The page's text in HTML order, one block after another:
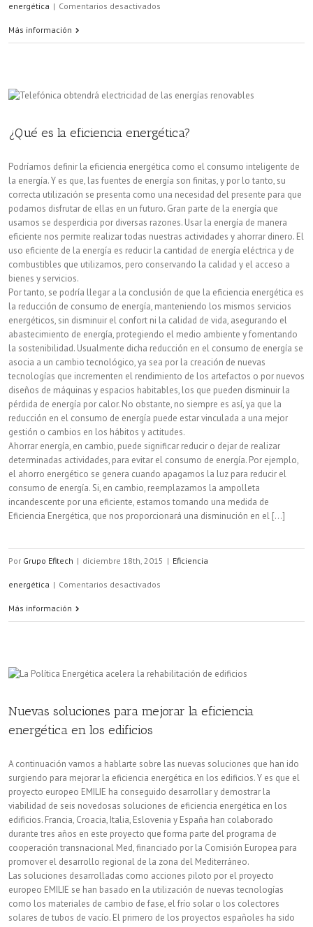
energética | Comentarios desactivados
millones
para
el
Fondo
de
Eficiencia
Energética
Más información
¿Qué es la eficiencia energética?
Podríamos definir la eficiencia energética como el consumo inteligente de
la energía. Y es que, las fuentes de energía son finitas, y por lo tanto, su
correcta utilización se presenta como una necesidad del presente para que
podamos disfrutar de ellas en un futuro. Gran parte de la energía que
usamos se desperdicia por diversas razones. Usar la energía de manera
eficiente nos permite realizar todas nuestras actividades y ahorrar dinero. El
uso eficiente de la energía es reducir la cantidad de energía eléctrica y de
combustibles que utilizamos, pero conservando la calidad y el acceso a
bienes y servicios.
Por tanto, se podría llegar a la conclusión de que la eficiencia energética es
la reducción de consumo de energía, manteniendo los mismos servicios
energéticos, sin disminuir el confort ni la calidad de vida, asegurando el
abastecimiento de energía, protegiendo el medio ambiente y fomentando
la sostenibilidad. Usualmente dicha reducción en el consumo de energía se
asocia a un cambio tecnológico, ya sea por la creación de nuevas
tecnologías que incrementen el rendimiento de los artefactos o por nuevos
diseños de máquinas y espacios habitables, los que pueden disminuir la
pérdida de energía por calor. No obstante, no siempre es así, ya que la
reducción en el consumo de energía puede estar vinculada a una mejor
gestión o cambios en los hábitos y actitudes.
Ahorrar energía, en cambio, puede significar reducir o dejar de realizar
determinadas actividades, para evitar el consumo de energía. Por ejemplo,
el ahorro energético se genera cuando apagamos la luz para reducir el
consumo de energía. Si, en cambio, reemplazamos la ampolleta
incandescente por una eficiente, estamos tomando una medida de
Eficiencia Energética, que nos proporcionará una disminución en el [...]
Por Grupo Efitech | diciembre 18th, 2015 | Eficiencia
energética | Comentarios desactivados
eficiencia
Más información
Nuevas soluciones para mejorar la eficiencia
energética en los edificios
A continuación vamos a hablarte sobre las nuevas soluciones que han ido
surgiendo para mejorar la eficiencia energética en los edificios. Y es que el
proyecto europeo EMILIE ha conseguido desarrollar y demostrar la
viabilidad de seis novedosas soluciones de eficiencia energética en los
edificios. Francia, Croacia, Italia, Eslovenia y España han colaborado
durante tres años en este proyecto que forma parte del programa de
cooperación transnacional Med, financiado por la Comisión Europea para
promover el desarrollo regional de la zona del Mediterráneo.
Las soluciones desarrolladas como acciones piloto por el proyecto
europeo EMILIE se han basado en la utilización de nuevas tecnologías
como los materiales de cambio de fase, el frío solar o los colectores
solares de tubos de vacío. El primero de los proyectos españoles ha sido